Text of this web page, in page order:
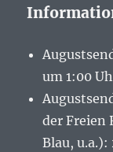
um 1:00
der Freien
Blau, u.a.):